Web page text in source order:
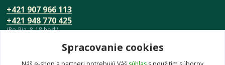
+421 948 770 425
+421 907 966 113
(Po-Pia, 8-18 hod.)
info@umeniedomova.skSpracovanie cookies